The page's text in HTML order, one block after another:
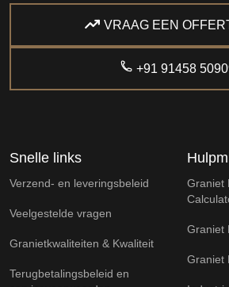
VRAAG EEN
+91 91458
Snelle links
Verzend- en leveringsbeleid
Veelgestelde vragen
Granietkwaliteiten & Kwaliteit
Terugbetalingsbeleid en
Graniet
Graniet
Graniet